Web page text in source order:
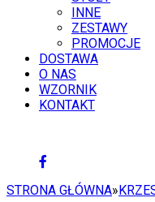
INNE
ZESTAWY
PROMOCJE
DOSTAWA
O NAS
WZORNIK
KONTAKT
STRONA GŁÓWNA»